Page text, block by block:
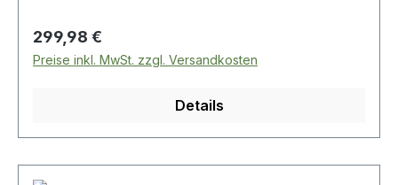
Regulärer Preis:
299,98 €
Preise inkl. MwSt. zzgl. Versandkosten
Details